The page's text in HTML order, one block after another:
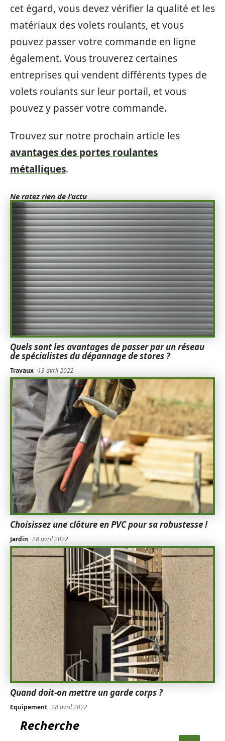
cet égard, vous devez vérifier la qualité et les
matériaux des volets roulants, et vous
pouvez passer votre commande en ligne
également. Vous trouverez certaines
entreprises qui vendent différents types de
volets roulants sur leur portail, et vous
pouvez y passer votre commande.
Trouvez sur notre prochain article les
avantages des portes roulantes
métalliques.
Ne ratez rien de l'actu
Quels sont les avantages de passer par un réseau
de spécialistes du dépannage de stores ?
Travaux 13 avril 2022
Choisissez une clôture en PVC pour sa robustesse !
Jardin 28 avril 2022
Quand doit-on mettre un garde corps ?
Equipement 28 avril 2022
Recherche